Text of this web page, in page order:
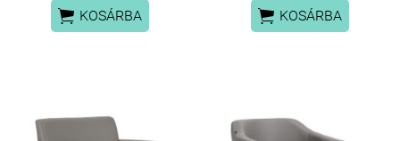
komfortot, minimalista kialakítása
pedig nemcsak funkcionálissá,
magasságának zökkenőmentes
állítását 42 és 60 cm között –
 KOSÁRBA
kezelések alatt is biztosítja a
komfortot, minimalista kialakítása
lehetővé teszi az ülés
magasságának zökkenőmentes
 KOSÁRBA